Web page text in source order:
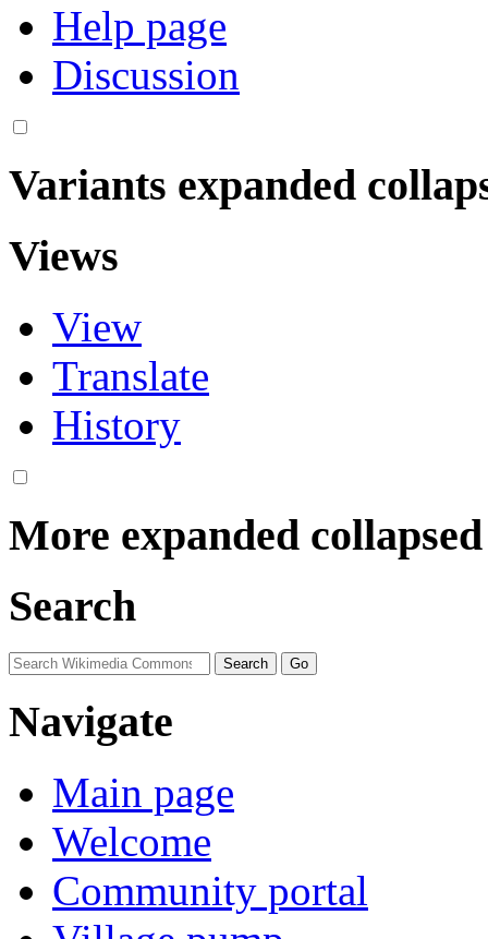
Help page
Discussion
Variants expanded
Views
View
Translate
History
More expanded collapsed
Search
Navigate
Main page
Welcome
Community portal